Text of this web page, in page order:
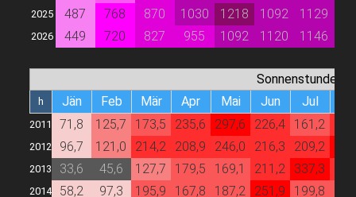
2025 487 768 870 1030 1218 1092 1129
2026 449 720 827 955 1092 1120 1146
Sonnenstunden
h Jän Feb Mär Apr Mai Jun Jul
2011 71,8 125,7 173,5 235,6 297,6 226,4 161,2
2012 96,7 121,0 214,2 208,9 246,0 216,3 209,2
2013 33,6 45,6 127,7 179,5 169,1 211,2 337,3
2014 58,2 97,3 195,9 167,8 187,2 251,9 199,8